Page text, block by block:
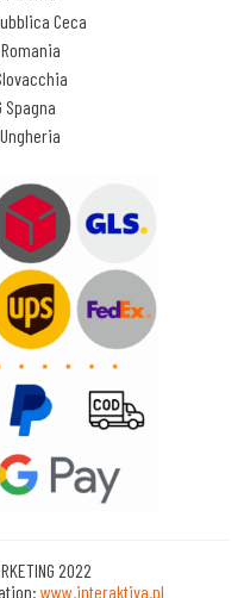
Ceca
Romania
Spagna
Ungheria
2022
www.interaktiva.pl